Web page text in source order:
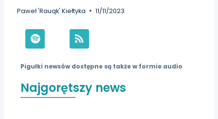
Paweł 'Rauqk' Kiełtyka 11/11/2023
Pigułki newsów dostępne są także w formie audio
Najgorętszy news